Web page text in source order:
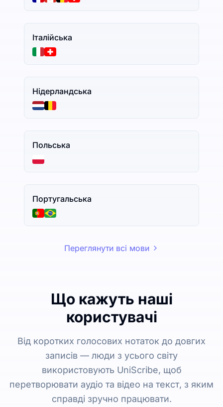
Італійська
Нідерландська
Польська
Португальська
Переглянути всі мови
Що кажуть наші
користувачі
Від коротких голосових нотаток до довгих
записів — люди з усього світу
використовують UniScribe, щоб
перетворювати аудіо та відео на текст, з яким
справді зручно працювати.